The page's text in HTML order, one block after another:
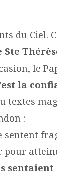
du Ciel.
le
la
textes
:
sentent
pour
sentaient